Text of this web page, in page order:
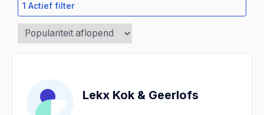
1 Actief filter
Lekx Kok & Geerlofs